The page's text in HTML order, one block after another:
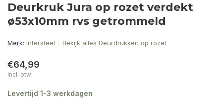
Deurkruk Jura op rozet verdekt
ø53x10mm rvs getrommeld
Merk: Intersteel Bekijk alles Deurdrukken op rozet
€64,99
Incl. btw
Levertijd 1-3 werkdagen